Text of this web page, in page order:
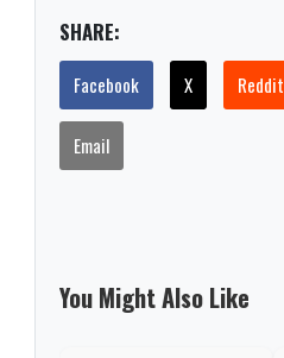
SHARE:
Facebook X Reddit
Email
You Might Also Like